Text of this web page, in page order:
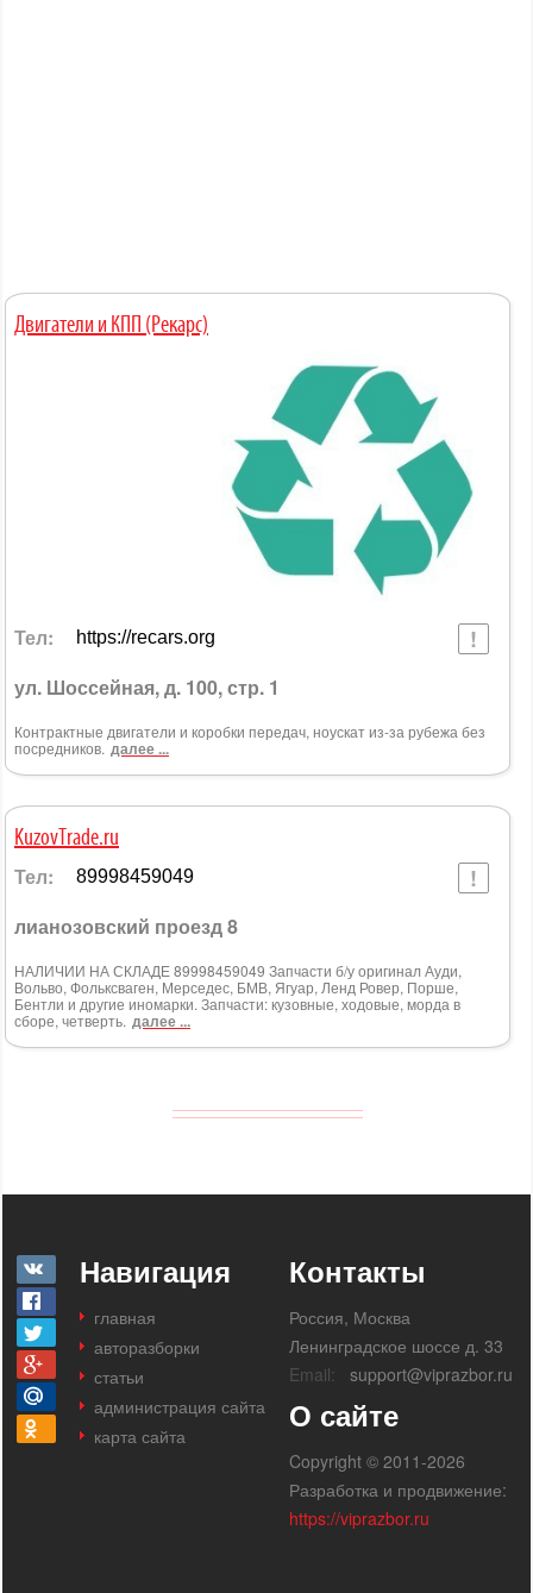
Двигатели и КПП (Рекарс)
Тел: https://recars.org
ул. Шоссейная, д. 100, стр. 1
Контрактные двигатели и коробки передач, ноускат из-за рубежа без
посредников. далее ...
KuzovTrade.ru
Тел: 89998459049
лианозовский проезд 8
НАЛИЧИИ НА СКЛАДЕ 89998459049 Запчасти б/у оригинал Ауди,
Вольво, Фольксваген, Мерседес, БМВ, Ягуар, Ленд Ровер, Порше,
Бентли и другие иномарки. Запчасти: кузовные, ходовые, морда в
сборе, четверть. далее ...
Навигация
главная
авторазборки
статьи
администрация сайта
карта сайта
Контакты
Россия, Москва
Ленинградское шоссе д. 33
Email:
support@viprazbor.ru
О сайте
Copyright © 2011-2026
Разработка и продвижение:
https://viprazbor.ru